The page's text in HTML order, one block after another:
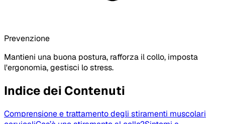
Prevenzione
Mantieni una buona postura, rafforza il collo, imposta
l'ergonomia, gestisci lo stress.
Indice dei Contenuti
Comprensione e trattamento degli stiramenti muscolari